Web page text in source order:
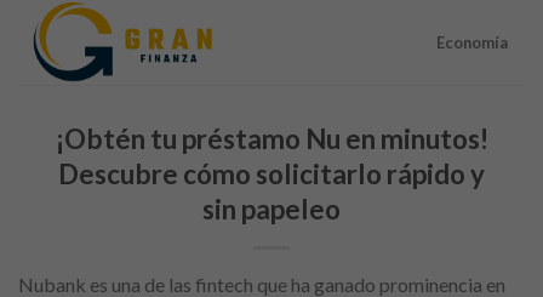
content
Economía
¡Obtén tu préstamo Nu en minutos!
Descubre cómo solicitarlo rápido y
sin papeleo
Nubank es una de las fintech que ha ganado prominencia en